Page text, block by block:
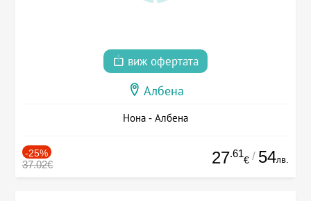
виж офертата
Албена
Нона - Албена
-25%
37.02€ 27.61
€ / 54лв.